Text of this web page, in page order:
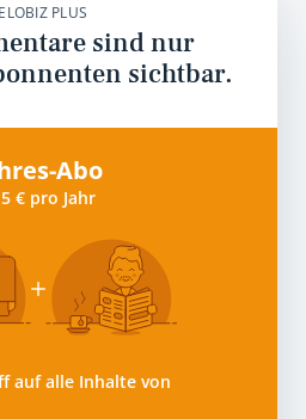
PLUS
sind nur
sichtbar.
Abo
€ pro Jahr
auf alle Inhalte von